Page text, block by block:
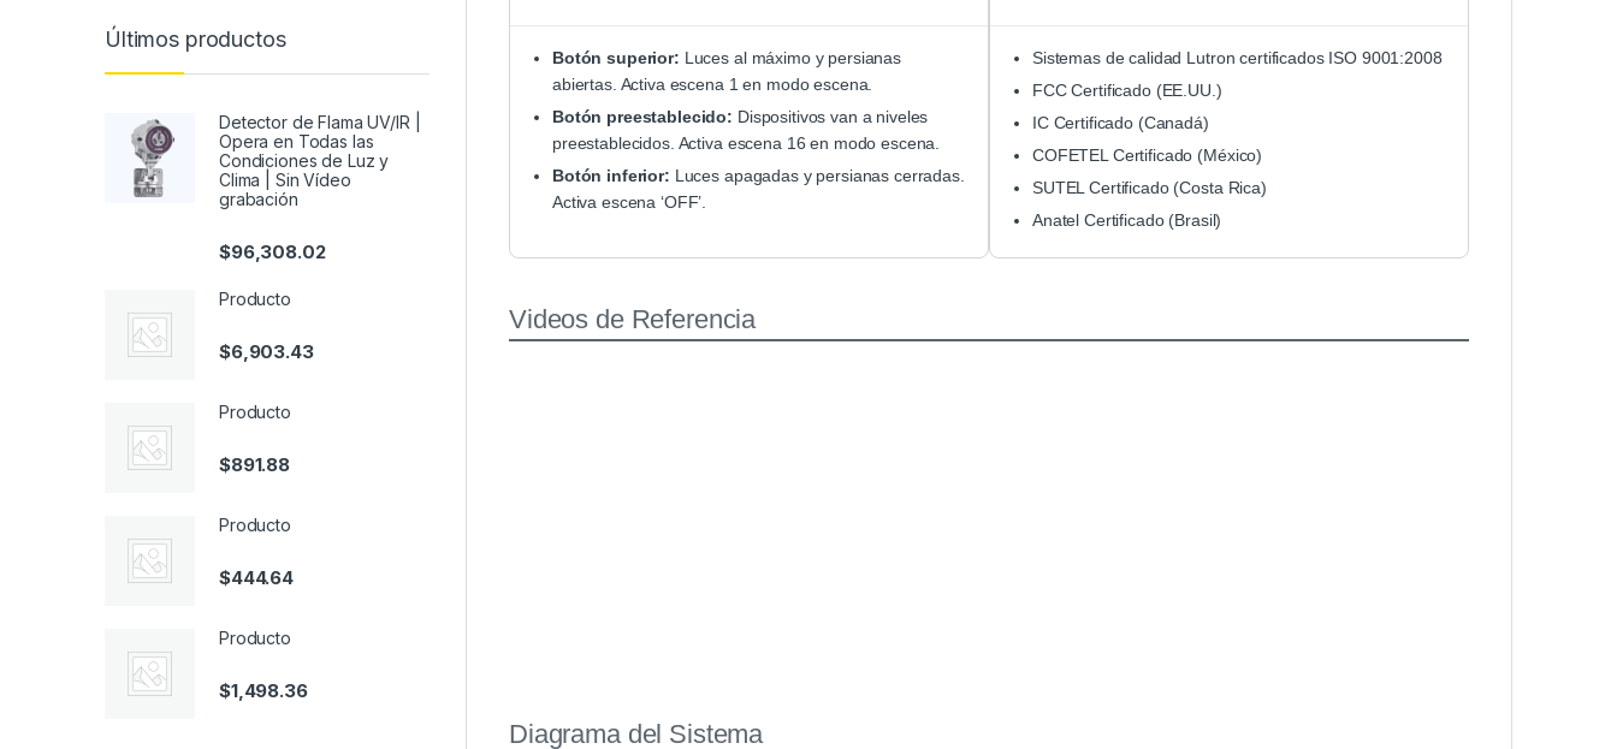
Botón superior: Luces al máximo y persianas
abiertas. Activa escena 1 en modo escena.
Botón preestablecido: Dispositivos van a niveles
preestablecidos. Activa escena 16 en modo escena.
Botón inferior: Luces apagadas y persianas cerradas.
Activa escena ‘OFF’.
Sistemas de calidad Lutron certificados ISO 9001:2008
FCC Certificado (EE.UU.)
IC Certificado (Canadá)
COFETEL Certificado (México)
SUTEL Certificado (Costa Rica)
Anatel Certificado (Brasil)
Videos de Referencia
Diagrama del Sistema
Últimos productos
Detector de Flama UV/IR |
Opera en Todas las
Condiciones de Luz y
Clima | Sin Vídeo
grabación
$96,308.02
Producto
$6,903.43
Producto
$891.88
Producto
$444.64
Producto
$1,498.36